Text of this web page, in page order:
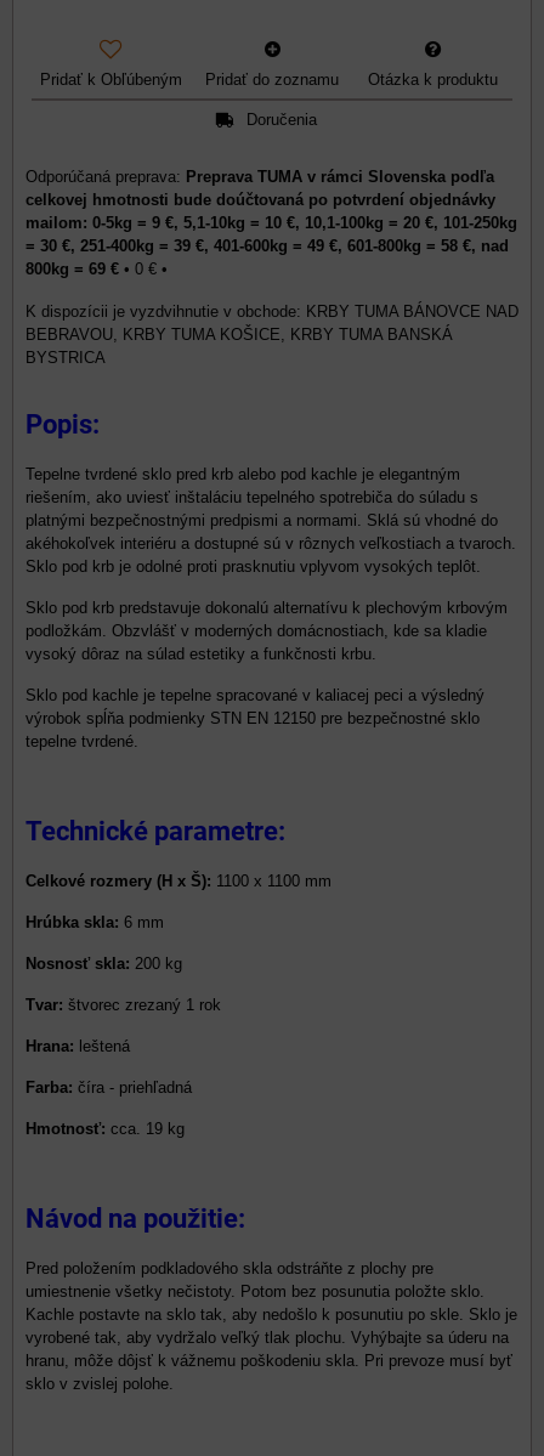
Pridať k Obľúbeným Pridať do zoznamu Otázka k produktu
Doručenia
Preprava TUMA v rámci Slovenska podľa
celkovej hmotnosti bude doúčtovaná po potvrdení objednávky
mailom: 0-5kg = 9 €, 5,1-10kg = 10 €, 10,1-100kg = 20 €, 101-250kg
= 30 €, 251-400kg = 39 €, 401-600kg = 49 €, 601-800kg = 58 €, nad
800kg = 69 € • 0 € •
KRBY TUMA BÁNOVCE NAD
BEBRAVOU, KRBY TUMA KOŠICE, KRBY TUMA BANSKÁ
BYSTRICA
Popis:
Tepelne tvrdené sklo pred krb alebo pod kachle je elegantným
riešením, ako uviesť inštaláciu tepelného spotrebiča do súladu s
platnými bezpečnostnými predpismi a normami. Sklá sú vhodné do
akéhokoľvek interiéru a dostupné sú v rôznych veľkostiach a tvaroch.
Sklo pod krb je odolné proti prasknutiu vplyvom vysokých teplôt.
Sklo pod krb predstavuje dokonalú alternatívu k plechovým krbovým
podložkám. Obzvlášť v moderných domácnostiach, kde sa kladie
vysoký dôraz na súlad estetiky a funkčnosti krbu.
Sklo pod kachle je tepelne spracované v kaliacej peci a výsledný
výrobok spĺňa podmienky STN EN 12150 pre bezpečnostné sklo
tepelne tvrdené.
Technické parametre:
Celkové rozmery (H x Š): 1100 x 1100 mm
Hrúbka skla: 6 mm
Nosnosť skla: 200 kg
Tvar: štvorec zrezaný 1 rok
Hrana: leštená
Farba: číra - priehľadná
Hmotnosť: cca. 19 kg
Návod na použitie:
Pred položením podkladového skla odstráňte z plochy pre
umiestnenie všetky nečistoty. Potom bez posunutia položte sklo.
Kachle postavte na sklo tak, aby nedošlo k posunutiu po skle. Sklo je
vyrobené tak, aby vydržalo veľký tlak plochu. Vyhýbajte sa úderu na
hranu, môže dôjsť k vážnemu poškodeniu skla. Pri prevoze musí byť
sklo v zvislej polohe.